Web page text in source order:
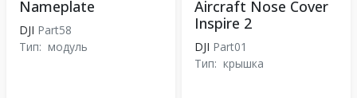
Nameplate
DJI Part58
Тип: модуль
Aircraft Nose Cover
Inspire 2
DJI Part01
Тип: крышка